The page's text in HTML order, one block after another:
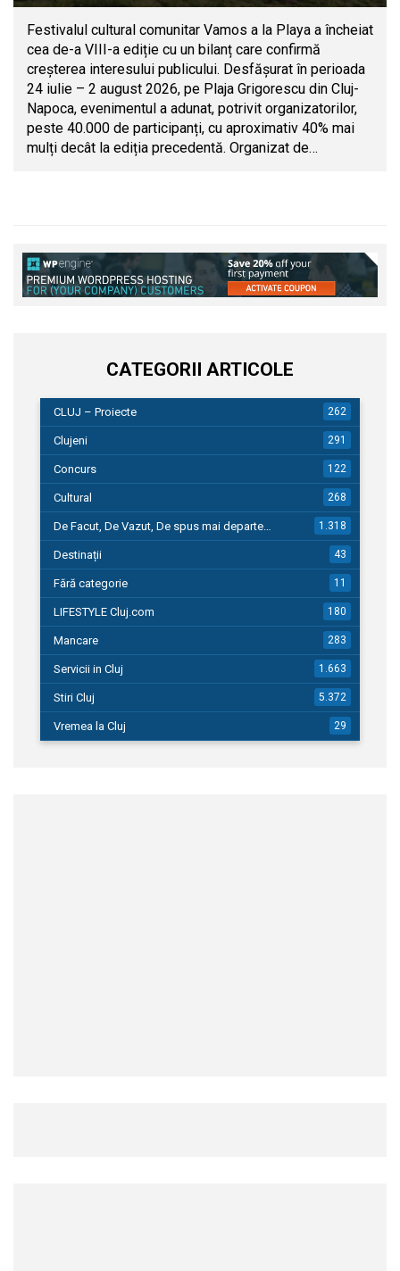
Festivalul cultural comunitar Vamos a la Playa a încheiat
cea de-a VIII-a ediție cu un bilanț care confirmă
creșterea interesului publicului. Desfășurat în perioada
24 iulie – 2 august 2026, pe Plaja Grigorescu din Cluj-
Napoca, evenimentul a adunat, potrivit organizatorilor,
peste 40.000 de participanți, cu aproximativ 40% mai
mulți decât la ediția precedentă. Organizat de…
CATEGORII ARTICOLE
CLUJ – Proiecte 262
Clujeni 291
Concurs 122
Cultural 268
De Facut, De Vazut, De spus mai departe… 1.318
Destinații 43
Fără categorie 11
LIFESTYLE Cluj.com 180
Mancare 283
Servicii in Cluj 1.663
Stiri Cluj 5.372
Vremea la Cluj 29